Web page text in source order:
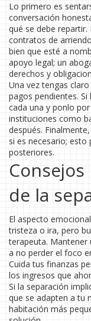
Lo primero es
conversación
qué se debe
contratos de
bien que esté a
apoyo legal; un
derechos y
Una vez tengas
pagos pendientes.
cada una y ponlo
instituciones como
después.
si es necesario;
posteriores.
de la
El aspecto
tristeza o ira, pero
terapeuta. Mantener
a no perder el foco
Cuida tus finanzas
los ingresos que
Si la separación
que se adapten a tu
habitación más